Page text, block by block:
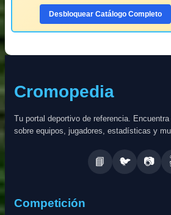
Desbloquear Catálogo Completo
Cromopedia
Tu portal deportivo de referencia.
sobre equipos, jugadores, estadísticas y
📘 🐦 📷
Competición